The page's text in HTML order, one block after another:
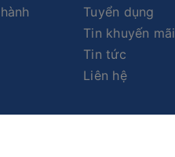
Tuyển dụng
Tin khuyến mãi
Tin tức
Liên hệ